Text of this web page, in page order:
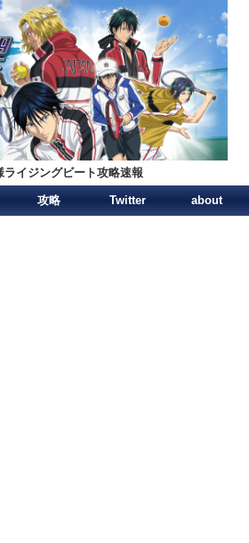
イジングビート攻略速報
攻略 Twitter about